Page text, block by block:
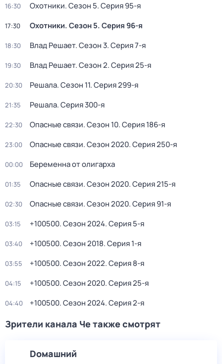
16:30 Охотники. Сезон 5. Серия 95-я
17:30 Охотники. Сезон 5. Серия 96-я
18:30 Влад Решает. Сезон 3. Серия 7-я
19:30 Влад Решает. Сезон 2. Серия 25-я
20:30 Решала. Сезон 11. Серия 299-я
21:35 Решала. Серия 300-я
22:30 Опасные связи. Сезон 10. Серия 186-я
23:00 Опасные связи. Сезон 2020. Серия 250-я
00:00 Беременна от олигарха
01:35 Опасные связи. Сезон 2020. Серия 215-я
02:30 Опасные связи. Сезон 2020. Серия 91-я
03:15 +100500. Сезон 2024. Серия 5-я
03:40 +100500. Сезон 2018. Серия 1-я
03:55 +100500. Сезон 2022. Серия 8-я
04:15 +100500. Сезон 2020. Серия 25-я
04:40 +100500. Сезон 2024. Серия 2-я
Зрители канала Че также смотрят
Dомашний